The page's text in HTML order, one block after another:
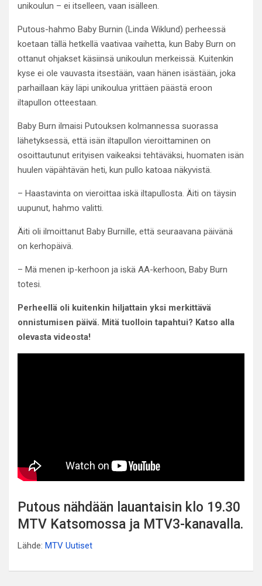
unikoulun – ei itselleen, vaan isälleen.
Putous-hahmo Baby Burnin (Linda Wiklund) perheessä
koetaan tällä hetkellä vaativaa vaihetta, kun Baby Burn on
ottanut ohjakset käsiinsä unikoulun merkeissä. Kuitenkin
kyse ei ole vauvasta itsestään, vaan hänen isästään, joka
parhaillaan käy läpi unikoulua yrittäen päästä eroon
iltapullon otteestaan.
Baby Burn ilmaisi Putouksen kolmannessa suorassa
lähetyksessä, että isän iltapullon vieroittaminen on
osoittautunut erityisen vaikeaksi tehtäväksi, huomaten isän
huulen väpähtävän heti, kun pullo katoaa näkyvistä.
– Haastavinta on vieroittaa iskä iltapullosta. Äiti on täysin
uupunut, hahmo valitti.
Äiti oli ilmoittanut Baby Burnille, että seuraavana päivänä
on kerhopäivä.
– Mä menen ip-kerhoon ja iskä AA-kerhoon, Baby Burn
totesi.
Perheellä oli kuitenkin hiljattain yksi merkittävä
onnistumisen päivä. Mitä tuolloin tapahtui? Katso alla
olevasta videosta!
Putous nähdään lauantaisin klo 19.30
MTV Katsomossa ja MTV3-kanavalla.
Lähde: MTV Uutiset